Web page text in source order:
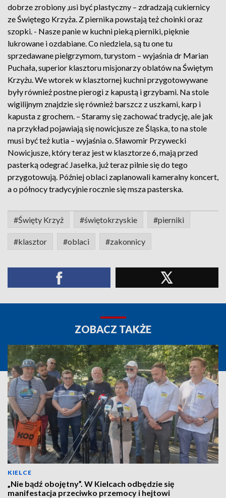
dobrze zrobiony ,usi być plastyczny – zdradzają cukiernicy
ze Świętego Krzyża. Z piernika powstają też choinki oraz
szopki. - Nasze panie w kuchni pieką pierniki, pięknie
lukrowane i ozdabiane. Co niedziela, są tu one tu
sprzedawane pielgrzymom, turystom – wyjaśnia dr Marian
Puchała, superior klasztoru misjonarzy oblatów na Świętym
Krzyżu. We wtorek w klasztornej kuchni przygotowywane
były również postne pierogi z kapustą i grzybami. Na stole
wigilijnym znajdzie się również barszcz z uszkami, karp i
kapusta z grochem. – Staramy się zachować tradycję, ale jak
na przykład pojawiają się nowicjusze ze Śląska, to na stole
musi być też kutia – wyjaśnia o. Sławomir Przywecki
Nowicjusze, który teraz jest w klasztorze 6, mają przed
pasterką odegrać Jasełka, już teraz pilnie się do tego
przygotowują. Później oblaci zaplanowali kameralny koncert,
a o północy tradycyjnie rocznie się msza pasterska.
#Święty Krzyż #świętokrzyskie #pierniki
#klasztor #oblaci #zakonnicy
ZOBACZ TAKŻE
KIELCE
„Nie bądź obojętny”. W Kielcach odbędzie się
manifestacja przeciwko przemocy i hejtowi